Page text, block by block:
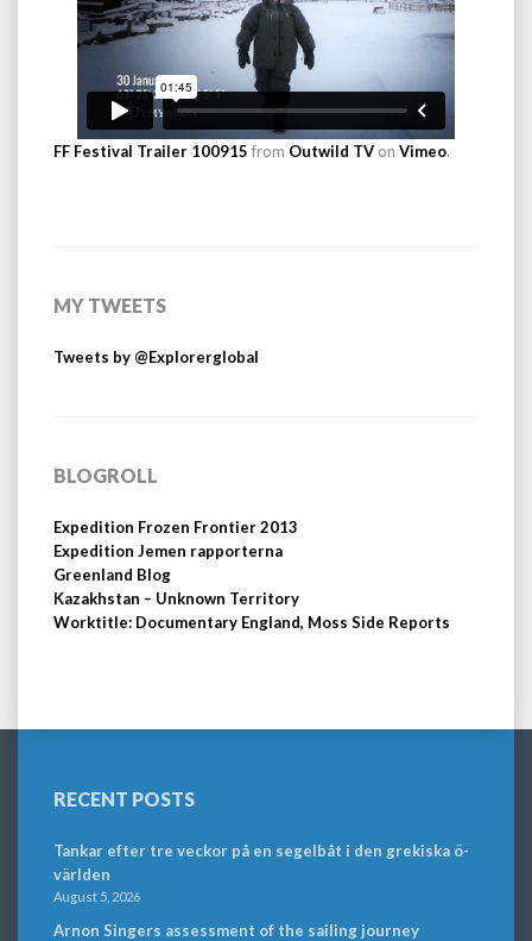
FF Festival Trailer 100915 from Outwild TV on Vimeo.
MY TWEETS
Tweets by @Explorerglobal
BLOGROLL
Expedition Frozen Frontier 2013
Expedition Jemen rapporterna
Greenland Blog
Kazakhstan – Unknown Territory
Worktitle: Documentary England, Moss Side Reports
RECENT POSTS
Tankar efter tre veckor på en segelbåt i den grekiska ö-
världen
August 5, 2026
Arnon Singers assessment of the sailing journey